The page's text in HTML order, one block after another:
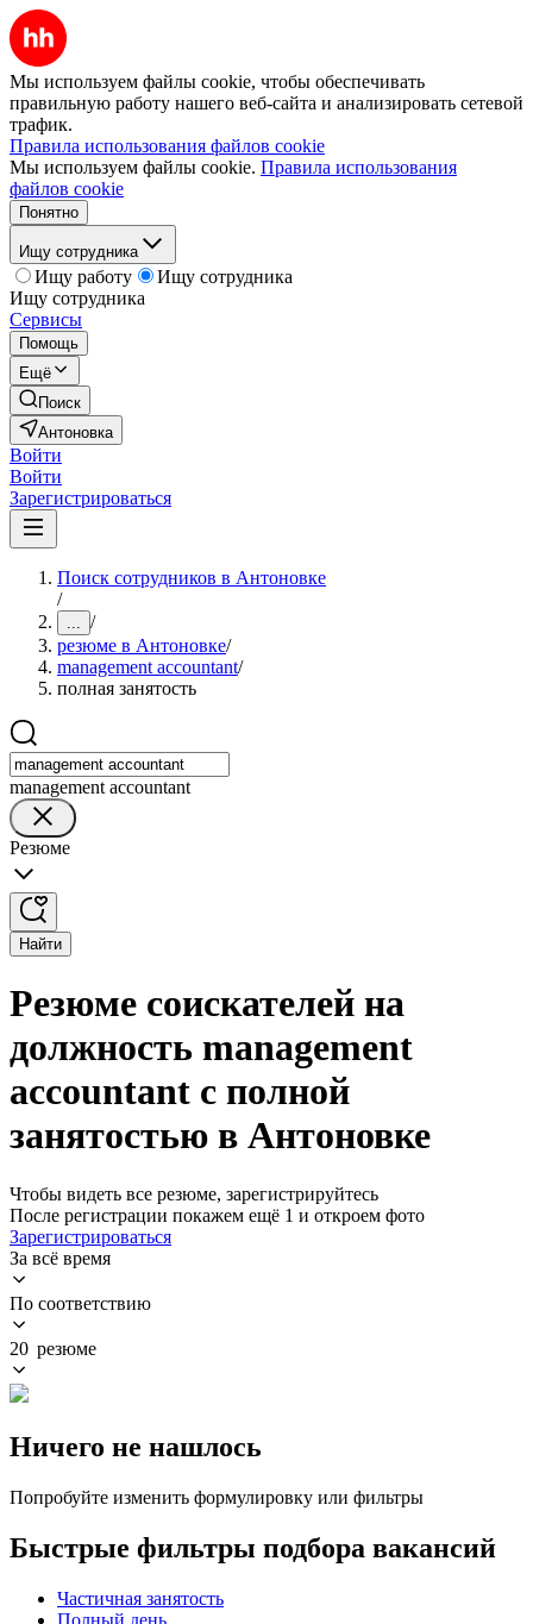
Мы используем файлы cookie, чтобы обеспечивать
правильную работу нашего веб-сайта и анализировать сетевой
трафик.
Правила использования файлов cookie
Мы используем файлы cookie. Правила использования
файлов cookie
Понятно
Ищу сотрудника
Ищу работу
Ищу сотрудника
Ищу сотрудника
Сервисы
Помощь
Ещё
Поиск
Антоновка
Войти
Войти
Зарегистрироваться
Поиск сотрудников в Антоновке
/
... /
резюме в Антоновке/
management accountant/
полная занятость
management accountant
Резюме
Найти
Резюме соискателей на
должность management
accountant с полной
занятостью в Антоновке
Чтобы видеть все резюме, зарегистрируйтесь
После регистрации покажем ещё 1 и откроем фото
Зарегистрироваться
За всё время
По соответствию
20 резюме
Ничего не нашлось
Попробуйте изменить формулировку или фильтры
Быстрые фильтры подбора вакансий
Частичная занятость
Полный день